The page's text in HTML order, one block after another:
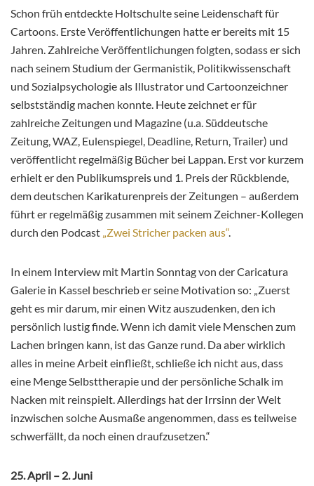
Schon früh entdeckte Holtschulte seine Leidenschaft für
Cartoons. Erste Veröffentlichungen hatte er bereits mit 15
Jahren. Zahlreiche Veröffentlichungen folgten, sodass er sich
nach seinem Studium der Germanistik, Politikwissenschaft
und Sozialpsychologie als Illustrator und Cartoonzeichner
selbstständig machen konnte. Heute zeichnet er für
zahlreiche Zeitungen und Magazine (u.a. Süddeutsche
Zeitung, WAZ, Eulenspiegel, Deadline, Return, Trailer) und
veröffentlicht regelmäßig Bücher bei Lappan. Erst vor kurzem
erhielt er den Publikumspreis und 1. Preis der Rückblende,
dem deutschen Karikaturenpreis der Zeitungen – außerdem
führt er regelmäßig zusammen mit seinem Zeichner-Kollegen
durch den Podcast „Zwei Stricher packen aus“.
In einem Interview mit Martin Sonntag von der Caricatura
Galerie in Kassel beschrieb er seine Motivation so: „Zuerst
geht es mir darum, mir einen Witz auszudenken, den ich
persönlich lustig finde. Wenn ich damit viele Menschen zum
Lachen bringen kann, ist das Ganze rund. Da aber wirklich
alles in meine Arbeit einfließt, schließe ich nicht aus, dass
eine Menge Selbsttherapie und der persönliche Schalk im
Nacken mit reinspielt. Allerdings hat der Irrsinn der Welt
inzwischen solche Ausmaße angenommen, dass es teilweise
schwerfällt, da noch einen draufzusetzen.“
25. April – 2. Juni